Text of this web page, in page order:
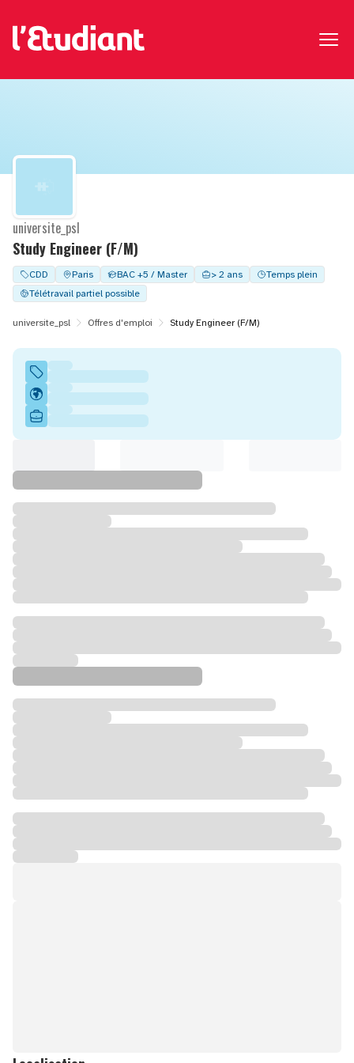
Study Engineer (F/M)
universite_psl
CDD Paris BAC +5 / Master > 2 ans
Temps plein
Télétravail partiel possible
universite_psl Offres d'emploi Study Engineer (F/M)